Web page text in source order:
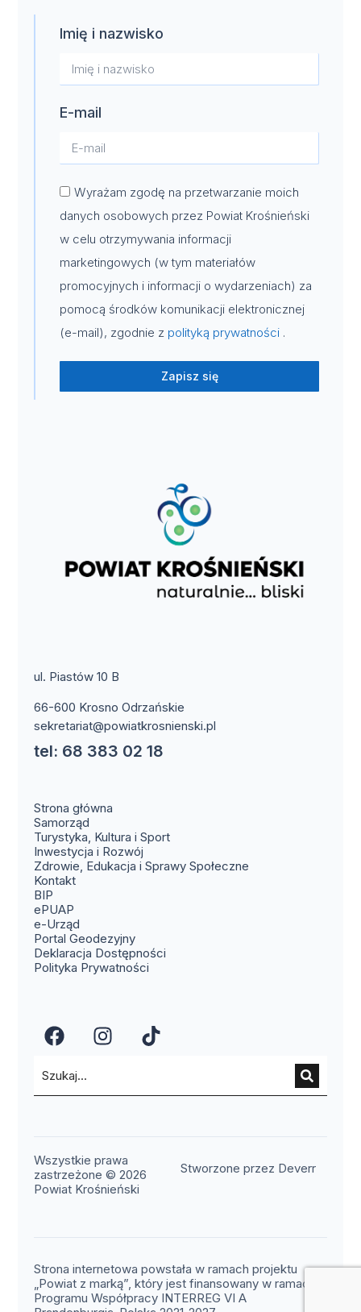
Imię i nazwisko
E-mail
Wyrażam zgodę na przetwarzanie moich
danych osobowych przez Powiat Krośnieński
w celu otrzymywania informacji
marketingowych (w tym materiałów
promocyjnych i informacji o wydarzeniach) za
pomocą środków komunikacji elektronicznej
(e-mail), zgodnie z polityką prywatności .
Zapisz się
ul. Piastów 10 B
66-600 Krosno Odrzańskie
sekretariat@powiatkrosnienski.pl
tel: 68 383 02 18
Strona główna
Samorząd
Turystyka, Kultura i Sport
Inwestycja i Rozwój
Zdrowie, Edukacja i Sprawy Społeczne
Kontakt(otwiera się w nowym oknie)
BIP
ePUAP
e-Urząd
Portal Geodezyjny(otwiera się w nowym oknie)
Deklaracja Dostępności
Polityka Prywatności
(otwiera się w nowym oknie)
(otwiera się w nowym
(otwiera się w
Wszystkie prawa
zastrzeżone © 2026
Powiat Krośnieński
Stworzone przez Deverr
Strona internetowa powstała w ramach projektu
„Powiat z marką”, który jest finansowany w ramach
Programu Współpracy INTERREG VI A